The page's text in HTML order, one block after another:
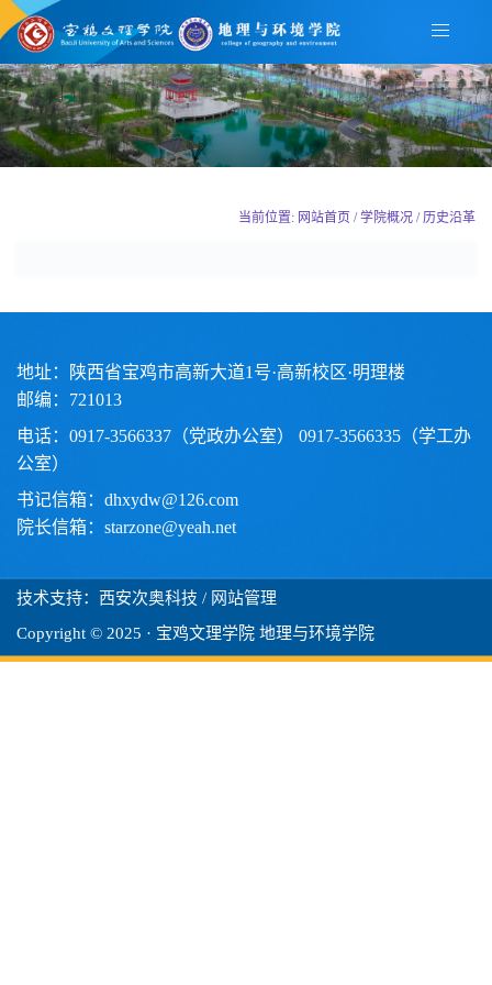
当前位置: 网站首页 / 学院概况 / 历史沿革
地址：陕西省宝鸡市高新大道1号·高新校区·明理楼
邮编：721013
电话：0917-3566337（党政办公室） 0917-3566335（学工办
公室）
书记信箱：dhxydw@126.com
院长信箱：starzone@yeah.net
技术支持：西安次奥科技 / 网站管理
Copyright © 2025 · 宝鸡文理学院 地理与环境学院